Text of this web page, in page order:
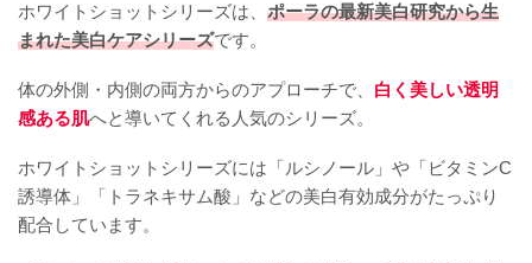
ホワイトショットシリーズは、 ポーラの最新美白研究から生
まれた美白ケアシリーズです。
体の外側・内側の両方からのアプローチで、 白く美しい透明
感ある肌へと導いてくれる人気のシリーズ。
ホワイトショットシリーズには「ルシノール」や「ビタミンC
誘導体」「トラネキサム酸」などの美白有効成分がたっぷり
配合しています。